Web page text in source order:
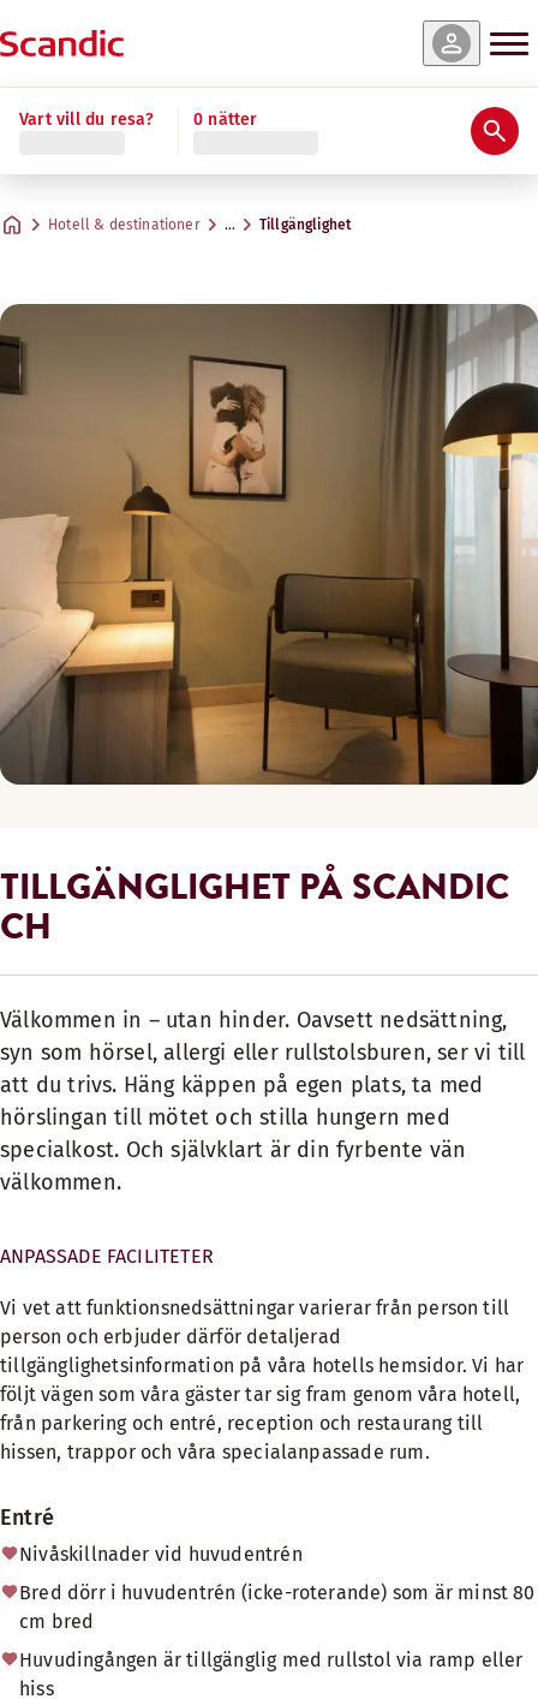
Vart vill du resa? 0 nätter
Hotell & destinationer … Tillgänglighet
TILLGÄNGLIGHET PÅ SCANDIC
CH
Välkommen in – utan hinder. Oavsett nedsättning,
syn som hörsel, allergi eller rullstolsburen, ser vi till
att du trivs. Häng käppen på egen plats, ta med
hörslingan till mötet och stilla hungern med
specialkost. Och självklart är din fyrbente vän
välkommen.
ANPASSADE FACILITETER
Vi vet att funktionsnedsättningar varierar från person till
person och erbjuder därför detaljerad
tillgänglighetsinformation på våra hotells hemsidor. Vi har
följt vägen som våra gäster tar sig fram genom våra hotell,
från parkering och entré, reception och restaurang till
hissen, trappor och våra specialanpassade rum.
Entré
Nivåskillnader vid huvudentrén
Bred dörr i huvudentrén (icke-roterande) som är minst 80
cm bred
Huvudingången är tillgänglig med rullstol via ramp eller
hiss